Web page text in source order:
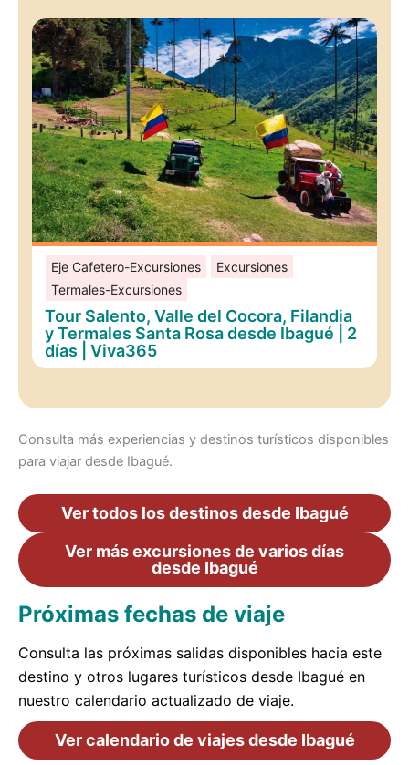
Eje Cafetero-Excursiones
Excursiones
Termales-Excursiones
Tour Salento, Valle del Cocora, Filandia
y Termales Santa Rosa desde Ibagué | 2
días | Viva365
Consulta más experiencias y destinos turísticos disponibles
para viajar desde Ibagué.
Ver todos los destinos desde Ibagué
Ver más excursiones de varios días
desde Ibagué
Próximas fechas de viaje
Consulta las próximas salidas disponibles hacia este
destino y otros lugares turísticos desde Ibagué en
nuestro calendario actualizado de viaje.
Ver calendario de viajes desde Ibagué